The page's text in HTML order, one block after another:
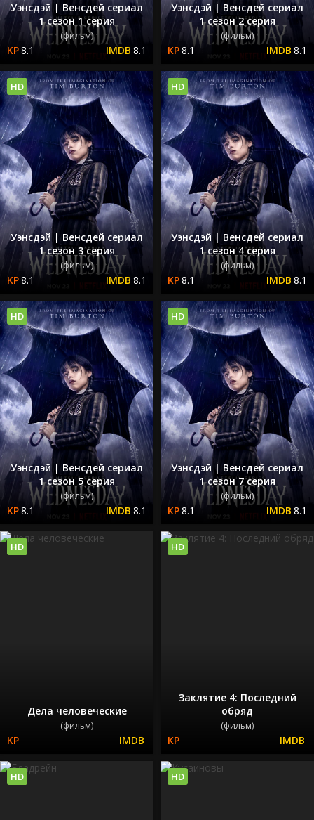
Уэнсдэй | Венсдей сериал
1 сезон 1 серия
(фильм)
8.1 8.1
Уэнсдэй | Венсдей сериал
1 сезон 2 серия
(фильм)
8.1 8.1
Уэнсдэй | Венсдей сериал
1 сезон 3 серия
(фильм)
8.1 8.1
HD
Уэнсдэй | Венсдей сериал
1 сезон 4 серия
(фильм)
8.1 8.1
HD
Уэнсдэй | Венсдей сериал
1 сезон 5 серия
(фильм)
8.1 8.1
HD
Уэнсдэй | Венсдей сериал
1 сезон 7 серия
(фильм)
8.1 8.1
HD
Дела человеческие
(фильм)
HD
Заклятие 4: Последний
обряд
(фильм)
HD
HD HD